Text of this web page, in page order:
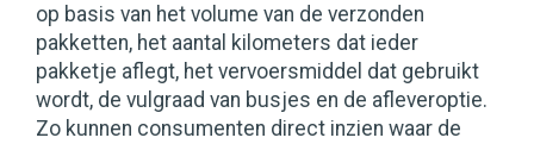
op basis van het volume van de verzonden
pakketten, het aantal kilometers dat ieder
pakketje aflegt, het vervoersmiddel dat gebruikt
wordt, de vulgraad van busjes en de afleveroptie.
Zo kunnen consumenten direct inzien waar de